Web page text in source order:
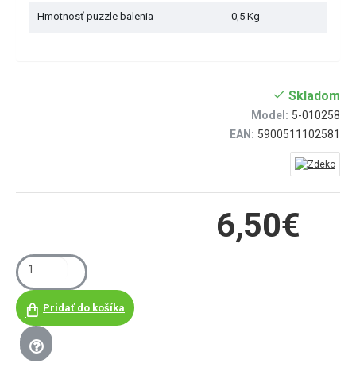
Hmotnosť puzzle balenia 0,5 Kg
6,50€
Skladom
Model: 5-010258
EAN: 5900511102581
Pridať do košíka